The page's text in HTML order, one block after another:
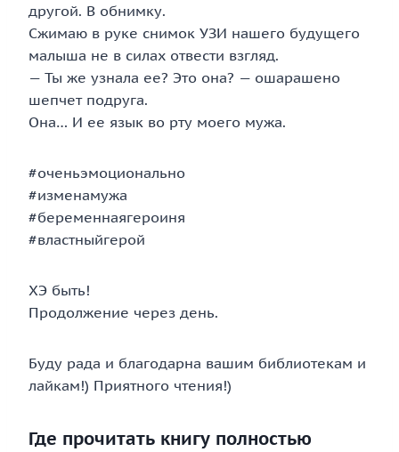
другой. В обнимку.
Сжимаю в руке снимок УЗИ нашего будущего
малыша не в силах отвести взгляд.
— Ты же узнала ее? Это она? — ошарашено
шепчет подруга.
Она… И ее язык во рту моего мужа.
#оченьэмоционально
#изменамужа
#беременнаягероиня
#властныйгерой
ХЭ быть!
Продолжение через день.
Буду рада и благодарна вашим библиотекам и
лайкам!) Приятного чтения!)
Где прочитать книгу полностью